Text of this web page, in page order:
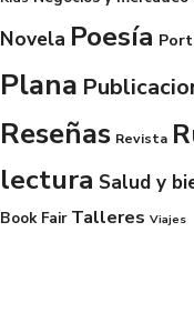
Novela Poesía
Plana
Reseñas Revista
lectura Salud y
Book Fair Talleres Viajes